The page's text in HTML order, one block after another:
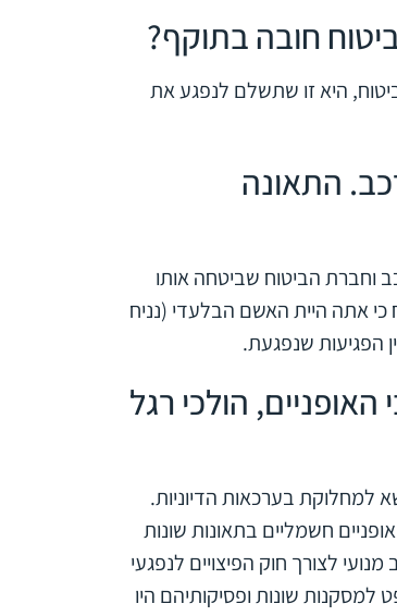
חובה בתוקף?
היא זו שתשלם לנפגע את
התאונה
וחברת הביטוח שביטחה אותו
כי אתה היית האשם הבלעדי (נניח
הפגיעות שנפגעת.
הולכי רגל
נושא למחלוקת בערכאות הדיוניות.
חשמליים בתאונות שונות
מנועי לצורך חוק הפיצויים לנפגעי
למסקנות שונות ופסיקותיהם היו